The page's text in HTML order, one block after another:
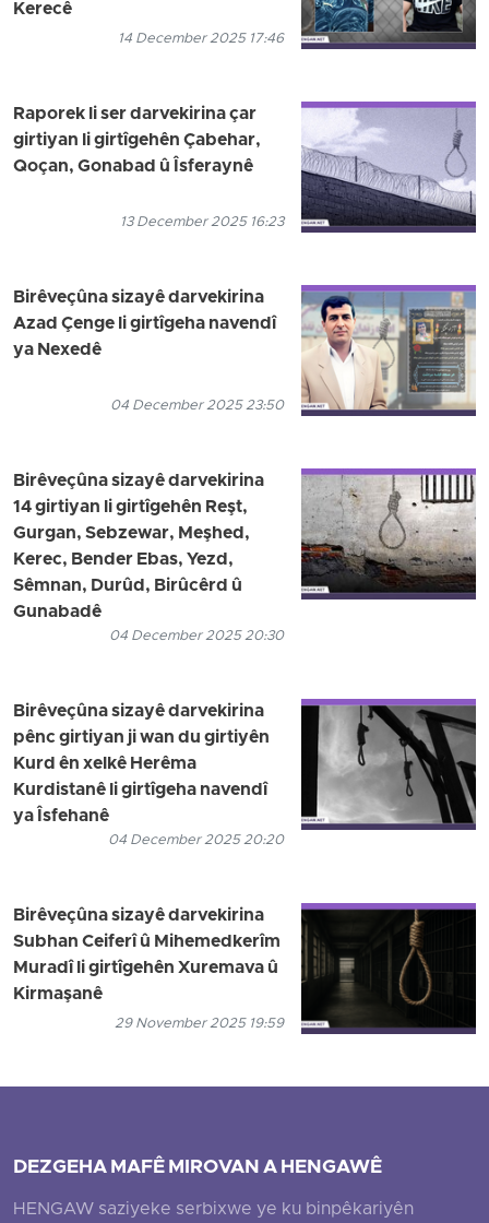
Kerecê
14 December 2025 17:46
Raporek li ser darvekirina çar
girtiyan li girtîgehên Çabehar,
Qoçan, Gonabad û Îsferaynê
13 December 2025 16:23
Birêveçûna sizayê darvekirina
Azad Çenge li girtîgeha navendî
ya Nexedê
04 December 2025 23:50
Birêveçûna sizayê darvekirina
14 girtiyan li girtîgehên Reşt,
Gurgan, Sebzewar, Meşhed,
Kerec, Bender Ebas, Yezd,
Sêmnan, Durûd, Birûcêrd û
Gunabadê
04 December 2025 20:30
Birêveçûna sizayê darvekirina
pênc girtiyan ji wan du girtiyên
Kurd ên xelkê Herêma
Kurdistanê li girtîgeha navendî
ya Îsfehanê
04 December 2025 20:20
Birêveçûna sizayê darvekirina
Subhan Ceiferî û Mihemedkerîm
Muradî li girtîgehên Xuremava û
Kirmaşanê
29 November 2025 19:59
DEZGEHA MAFÊ MIROVAN A HENGAWÊ
HENGAW saziyeke serbixwe ye ku binpêkariyên